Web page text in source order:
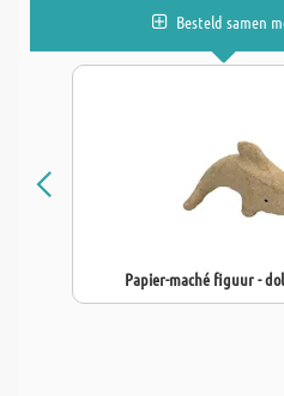
Besteld samen
Papier-maché figuur -